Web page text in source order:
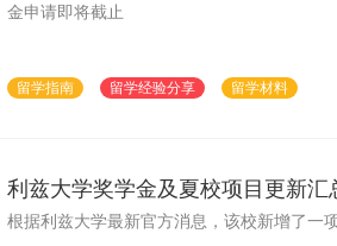
金申请即将截止
留学指南 留学经验分享 留学材料
利兹大学奖学金及夏校项目更新汇
根据利兹大学最新官方消息，该校新增了一